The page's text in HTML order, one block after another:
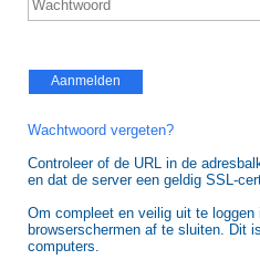
Aanmelden
Wachtwoord vergeten?
Controleer of de URL in de
en dat de server een geldig SSL-
Om compleet en veilig uit te
browserschermen af te sluiten. Dit
computers.